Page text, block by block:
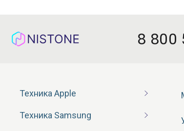
8 800
Техника Apple
Техника Samsung